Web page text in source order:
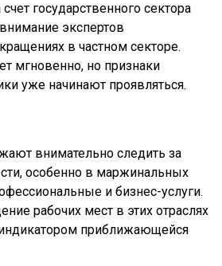
счет государственного сектора
экспертов
в частном секторе.
мгновенно, но признаки
уже начинают проявляться.
внимательно следить за
особенно в маржинальных
и бизнес-услуги.
рабочих мест в этих отраслях
приближающейся